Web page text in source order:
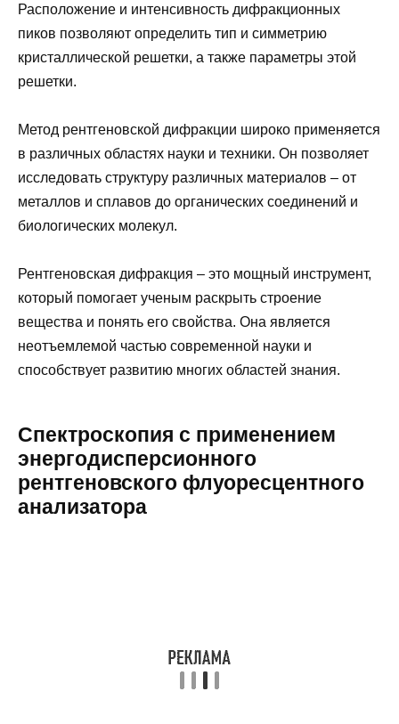
Расположение и интенсивность дифракционных
пиков позволяют определить тип и симметрию
кристаллической решетки, а также параметры этой
решетки.
Метод рентгеновской дифракции широко применяется
в различных областях науки и техники. Он позволяет
исследовать структуру различных материалов – от
металлов и сплавов до органических соединений и
биологических молекул.
Рентгеновская дифракция – это мощный инструмент,
который помогает ученым раскрыть строение
вещества и понять его свойства. Она является
неотъемлемой частью современной науки и
способствует развитию многих областей знания.
Спектроскопия с применением
энергодисперсионного
рентгеновского флуоресцентного
анализатора